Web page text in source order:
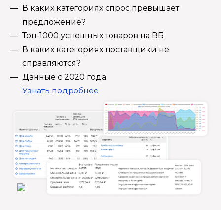
В каких категориях спрос превышает
предложение?
Топ-1000 успешных товаров на ВБ
В каких категориях поставщики не
справляются?
Данные с 2020 года
Узнать подробнее